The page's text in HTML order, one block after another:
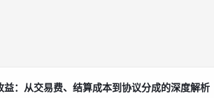
益：从交易费、结算成本到协议分成的深度解析